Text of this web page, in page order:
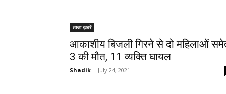
ताजा ख़बरें
आकाशीय बिजली गिरने से दो महिलाओं
3 की मौत, 11 व्यक्ति घायल
Shadik - July 24, 2021